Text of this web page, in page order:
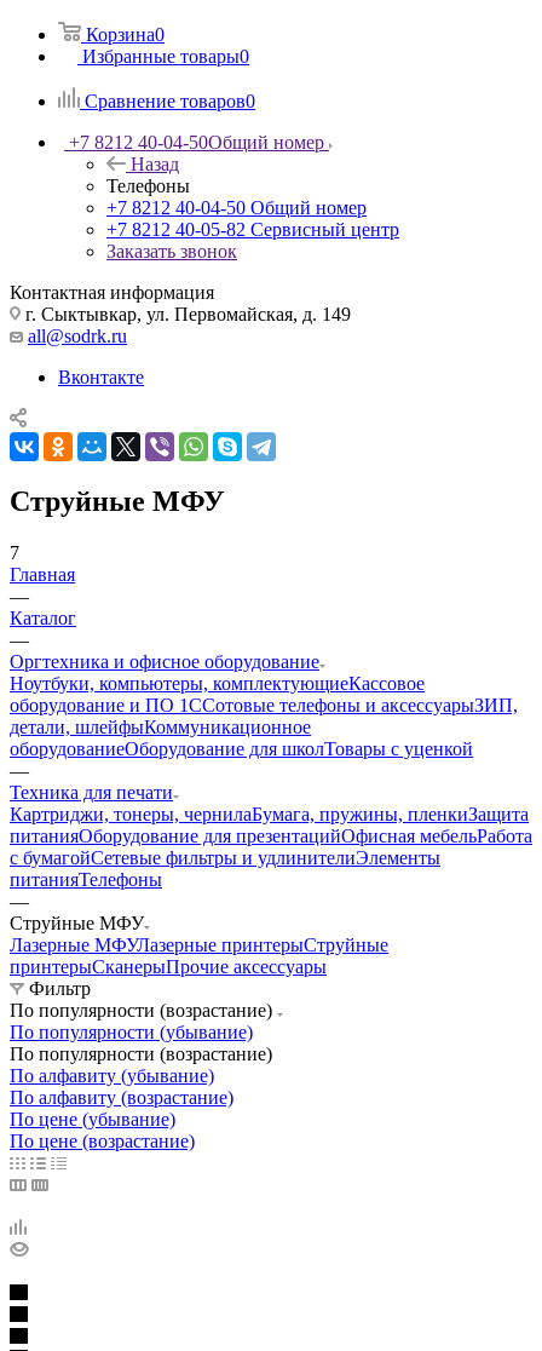
Корзина0
Избранные товары0
Сравнение товаров0
+7 8212 40-04-50Общий номер
Назад
Телефоны
+7 8212 40-04-50 Общий номер
+7 8212 40-05-82 Сервисный центр
Заказать звонок
Контактная информация
г. Сыктывкар, ул. Первомайская, д. 149
all@sodrk.ru
Вконтакте
Струйные МФУ
7
Главная
—
Каталог
—
Оргтехника и офисное оборудование
Ноутбуки, компьютеры, комплектующиеКассовое
оборудование и ПО 1ССотовые телефоны и аксессуарыЗИП,
детали, шлейфыКоммуникационное
оборудованиеОборудование для школТовары с уценкой
—
Техника для печати
Картриджи, тонеры, чернилаБумага, пружины, пленкиЗащита
питанияОборудование для презентацийОфисная мебельРабота
с бумагойСетевые фильтры и удлинителиЭлементы
питанияТелефоны
—
Струйные МФУ
Лазерные МФУЛазерные принтерыСтруйные
принтерыСканерыПрочие аксессуары
Фильтр
По популярности (возрастание)
По популярности (убывание)
По популярности (возрастание)
По алфавиту (убывание)
По алфавиту (возрастание)
По цене (убывание)
По цене (возрастание)